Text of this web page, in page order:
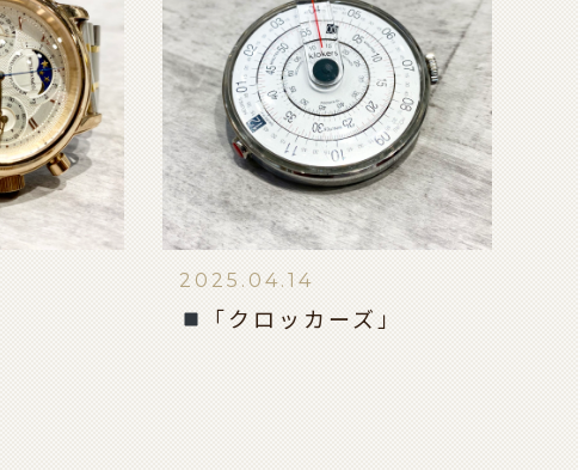
2025.04.14
「クロッカーズ」